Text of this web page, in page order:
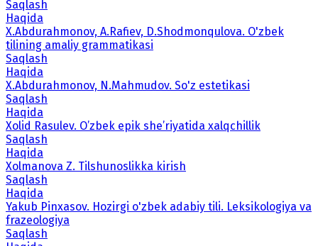
Saqlash
Haqida
X.Abdurahmonov, A.Rafiev, D.Shodmonqulova. O'zbek
tilining amaliy grammatikasi
Saqlash
Haqida
X.Abdurahmonov, N.Mahmudov. So'z estetikasi
Saqlash
Haqida
Xolid Rasulev. O’zbek epik she’riyatida xalqchillik
Saqlash
Haqida
Xolmanova Z. Tilshunoslikka kirish
Saqlash
Haqida
Yakub Pinxasov. Hozirgi o'zbek adabiy tili. Leksikologiya va
frazeologiya
Saqlash